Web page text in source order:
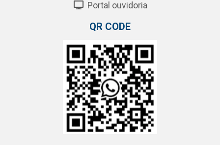
Portal ouvidoria
QR CODE